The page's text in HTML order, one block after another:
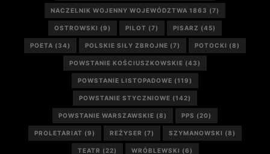
NACZELNIK WOJENNY WOJEWÓDZTWA 1863 (7)
OSTROWSKI (9) PILOT (7) PISARZ (45)
POETA (34) POLSKIE SIŁY ZBROJNE (7) POTOCKI (8)
POWSTANIE KOŚCIUSZKOWSKIE (43)
POWSTANIE LISTOPADOWE (119)
POWSTANIE STYCZNIOWE (142)
POWSTANIE WARSZAWSKIE (8) PPS (20)
PROLETARIAT (9) REŻYSER (7) SZYMANOWSKI (8)
TEATR (22) WRÓBLEWSKI (6)